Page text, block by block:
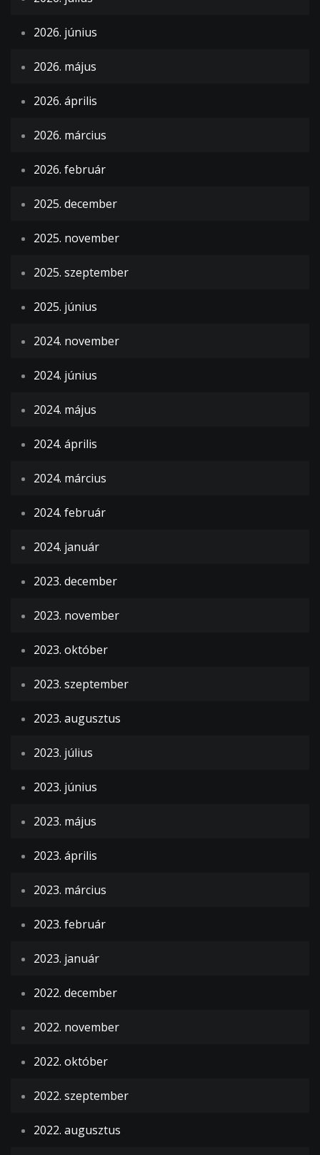
2026. június
2026. május
2026. április
2026. március
2026. február
2025. december
2025. november
2025. szeptember
2025. június
2024. november
2024. június
2024. május
2024. április
2024. március
2024. február
2024. január
2023. december
2023. november
2023. október
2023. szeptember
2023. augusztus
2023. július
2023. június
2023. május
2023. április
2023. március
2023. február
2023. január
2022. december
2022. november
2022. október
2022. szeptember
2022. augusztus